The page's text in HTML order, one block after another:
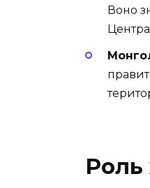
Воно
Роль